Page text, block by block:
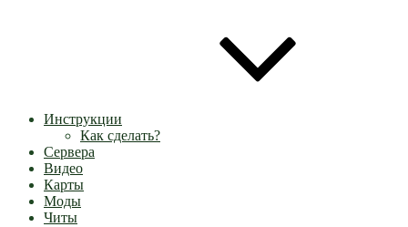
Инструкции
Как сделать?
Сервера
Видео
Карты
Моды
Читы